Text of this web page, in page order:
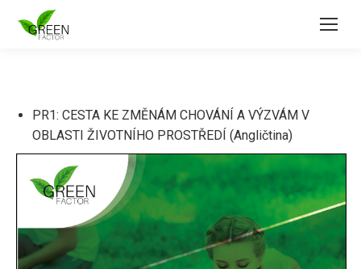
PR1: CESTA KE ZMĚNÁM CHOVÁNÍ A VÝZVÁM V
OBLASTI ŽIVOTNÍHO PROSTŘEDÍ (Angličtina)